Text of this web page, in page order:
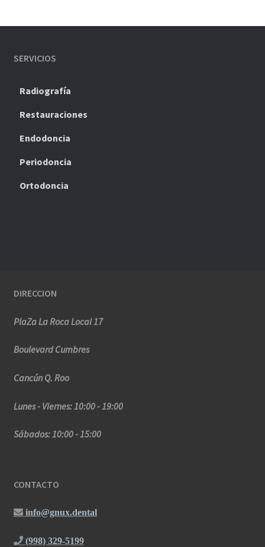
SERVICIOS
Radiografía
Restauraciones
Endodoncia
Periodoncia
Ortodoncia
DIRECCION
PlaZa La Roca Local 17
Boulevard Cumbres
Cancún Q. Roo
Lunes - Viernes: 10:00 - 19:00
Sábados: 10:00 - 15:00
CONTACTO
info@gnux.dental
(998) 329-5199